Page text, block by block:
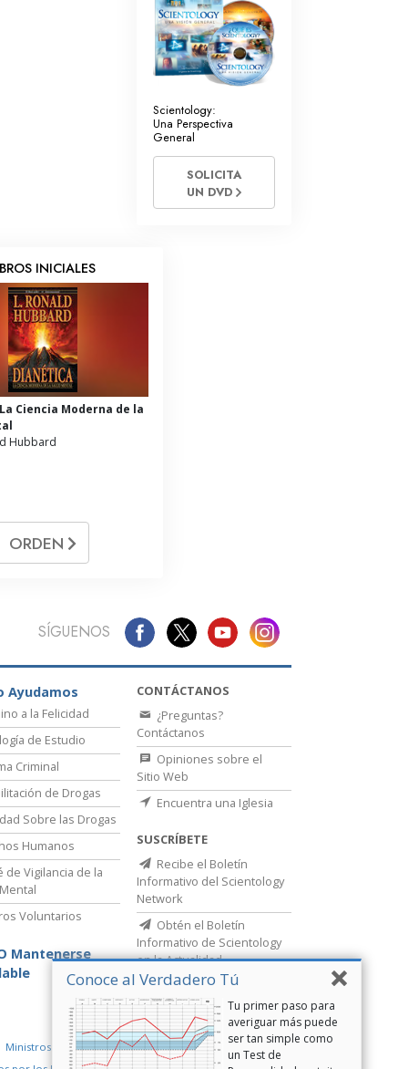
Scientology:
Una Perspectiva
General
SOLICITA
UN DVD
Conoce al Verdadero Tú
Tu primer paso para
averiguar más puede
ser tan simple como
un Test de
INICIALES
Ciencia Moderna de la
Hubbard
ORDEN
SÍGUENOS
Ayudamos
a la Felicidad
de Estudio
Criminal
de Drogas
Sobre las Drogas
Humanos
de Vigilancia de la
Voluntarios
Mantenerse
CONTÁCTANOS
¿Preguntas?
Contáctanos
Opiniones sobre el
Sitio Web
Encuentra una Iglesia
SUSCRÍBETE
Recibe el Boletín
Informativo del Scientology
Network
Obtén el Boletín
Informativo de Scientology
en la Actualidad
Ministros Voluntarios de Scientology